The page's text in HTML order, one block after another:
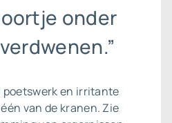
onder
poetswerk en irritante
van de kranen. Zie